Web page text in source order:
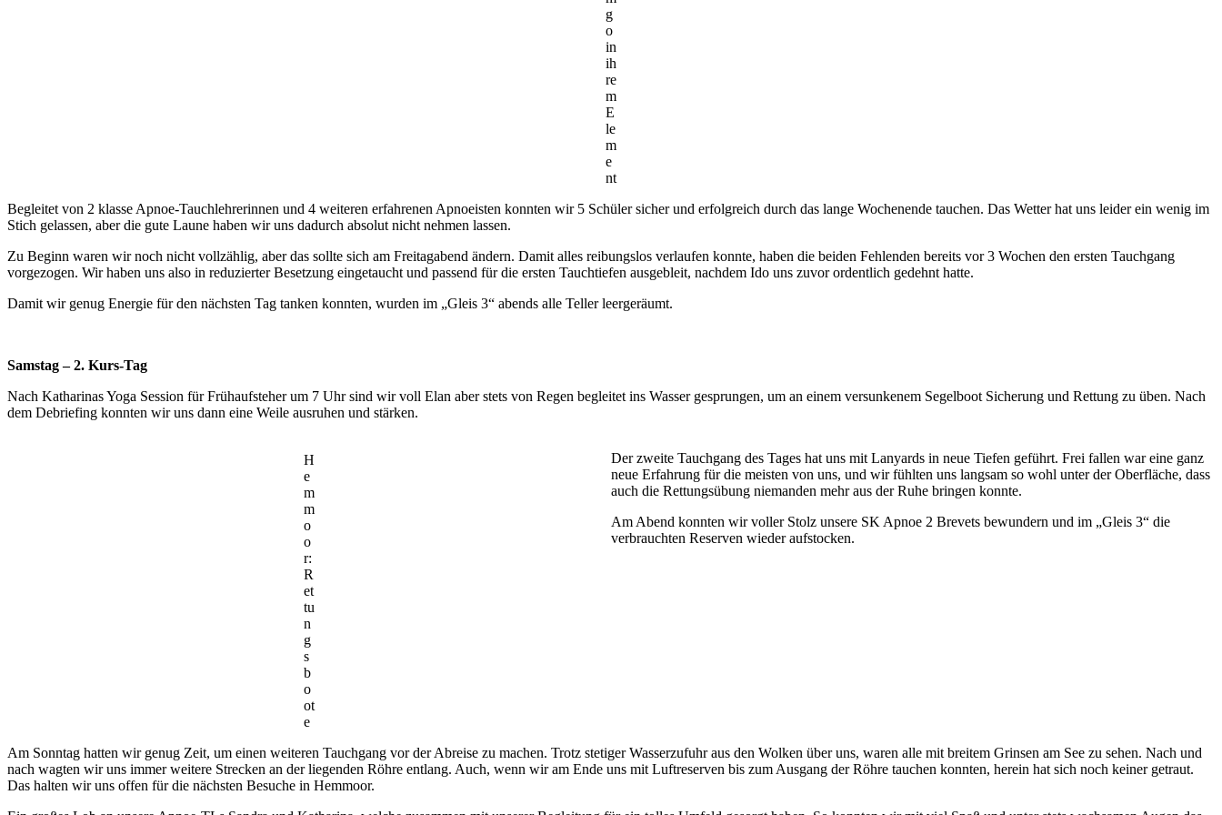
g
o
in
ih
re
m
E
le
m
e
nt
Begleitet von 2 klasse Apnoe-Tauchlehrerinnen und 4 weiteren erfahrenen Apnoeisten konnten wir 5 Schüler sicher und erfolgreich durch das lange Wochenende tauchen. Das Wetter hat uns leider ein wenig im
Stich gelassen, aber die gute Laune haben wir uns dadurch absolut nicht nehmen lassen.
Zu Beginn waren wir noch nicht vollzählig, aber das sollte sich am Freitagabend ändern. Damit alles reibungslos verlaufen konnte, haben die beiden Fehlenden bereits vor 3 Wochen den ersten Tauchgang
vorgezogen. Wir haben uns also in reduzierter Besetzung eingetaucht und passend für die ersten Tauchtiefen ausgebleit, nachdem Ido uns zuvor ordentlich gedehnt hatte.
Damit wir genug Energie für den nächsten Tag tanken konnten, wurden im „Gleis 3“ abends alle Teller leergeräumt.
Samstag – 2. Kurs-Tag
Nach Katharinas Yoga Session für Frühaufsteher um 7 Uhr sind wir voll Elan aber stets von Regen begleitet ins Wasser gesprungen, um an einem versunkenem Segelboot Sicherung und Rettung zu üben. Nach
dem Debriefing konnten wir uns dann eine Weile ausruhen und stärken.
H
e
m
m
o
o
r:
R
et
tu
n
g
s
b
o
ot
e
Der zweite Tauchgang des Tages hat uns mit Lanyards in neue Tiefen geführt. Frei fallen war eine ganz
neue Erfahrung für die meisten von uns, und wir fühlten uns langsam so wohl unter der Oberfläche, dass
auch die Rettungsübung niemanden mehr aus der Ruhe bringen konnte.
Am Abend konnten wir voller Stolz unsere SK Apnoe 2 Brevets bewundern und im „Gleis 3“ die
verbrauchten Reserven wieder aufstocken.
Am Sonntag hatten wir genug Zeit, um einen weiteren Tauchgang vor der Abreise zu machen. Trotz stetiger Wasserzufuhr aus den Wolken über uns, waren alle mit breitem Grinsen am See zu sehen. Nach und
nach wagten wir uns immer weitere Strecken an der liegenden Röhre entlang. Auch, wenn wir am Ende uns mit Luftreserven bis zum Ausgang der Röhre tauchen konnten, herein hat sich noch keiner getraut.
Das halten wir uns offen für die nächsten Besuche in Hemmoor.